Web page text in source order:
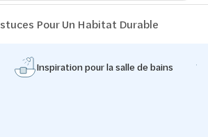
Pour Un Habitat Durable
Inspiration pour la salle de bains